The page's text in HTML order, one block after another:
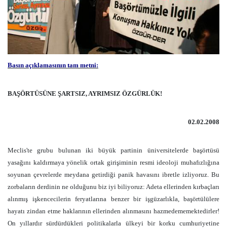
Basın açıklamasının tam metni:
BAŞÖRTÜSÜNE ŞARTSIZ, AYRIMSIZ ÖZGÜRLÜK!
02.02.2008
Meclis'te grubu bulunan iki büyük partinin üniversitelerde başörtüsü
yasağını kaldırmaya yönelik ortak girişiminin resmi ideoloji muhafızlığına
soyunan çevrelerde meydana getirdiği panik havasını ibretle izliyoruz. Bu
zorbaların derdinin ne olduğunu biz iyi biliyoruz: Adeta ellerinden kırbaçları
alınmış işkencecilerin feryatlarına benzer bir işgüzarlıkla, başörtülülere
hayatı zindan etme haklarının ellerinden alınmasını hazmedememektedirler!
On yıllardır sürdürdükleri politikalarla ülkeyi bir korku cumhuriyetine